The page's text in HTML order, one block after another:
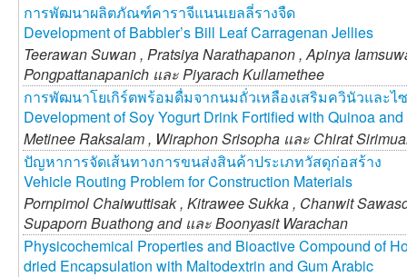
การพัฒนาผลิตภัณฑ์คาราจีแนนเยลลี่รางจืด
Development of Babbler’s Bill Leaf Carragenan Jellies
Teerawan Suwan , Pratsiya Narathapanon ,Apinya
Pongpattanapanich และPiyarach Kullamethee
การพัฒนาโยเกิร์ตพร้อมดื่มจากนมถั่วเหลืองเสริมควินัวและไ
Development of Soy Yogurt Drink Fortified with Quinoa
Metinee Raksalam , Wiraphon Srisopha และ Chirat
ปัญหาการจัดเส้นทางการขนส่งสินค้าประเภทวัสดุก่อสร้าง
Vehicle Routing Problem for Construction Materials
Pornpimol Chaiwuttisak , Kitrawee Sukka , Chanwit
Supaporn Buathong and และBoonyasit Warachan
Physicochemical Properties and Bioactive Compound of
dried Encapsulation with Maltodextrin and Gum Arabic